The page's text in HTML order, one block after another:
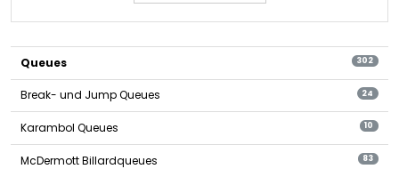
Queues 302
Break- und Jump Queues 24
Karambol Queues 10
McDermott Billardqueues 83